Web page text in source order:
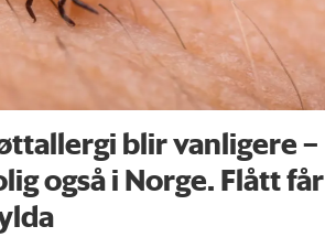
blir vanligere –
også i Norge. Flått får